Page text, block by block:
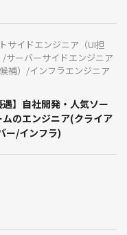
サイドエンジニア（UI担
サーバーサイドエンジニア
候補）/インフラエンジニア
遇】自社開発・人気ソー
ムのエンジニア(クライア
ー/インフラ)